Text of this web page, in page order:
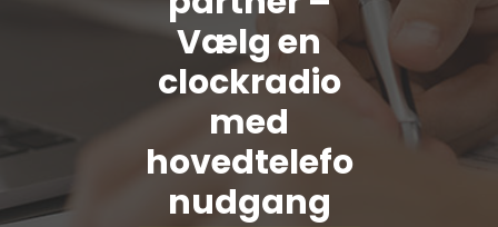
Vælg en
clockradio
med
hovedtelefo
nudgang